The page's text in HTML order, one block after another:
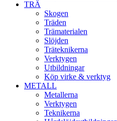
TRÄ
Skogen
Träden
Trämaterialen
Slöjden
Träteknikerna
Verktygen
Utbildningar
Köp virke & verktyg
METALL
Metallerna
Verktygen
Teknikerna